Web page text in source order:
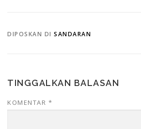
DIPOSKAN DI SANDARAN
TINGGALKAN BALASAN
KOMENTAR *